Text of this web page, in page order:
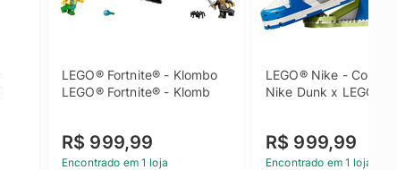
LEGO® Fortnite® - Klombo
LEGO® Fortnite® - Klomb
R$ 999,99
Encontrado em 1 loja
LEGO® Nike -
Nike Dunk x LEGO®
R$ 999,99
Encontrado em 1 loja